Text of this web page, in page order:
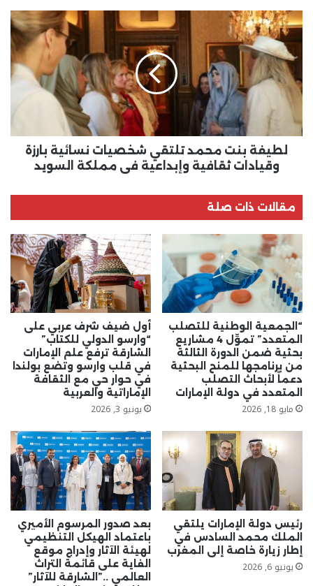
لمتاحف
مفتوحة
تحت
الماء
تجذب
المغامرين
والمحترفين
من
مختلف
العالم
شعاب
مرجانية
خلابة
وحياة
بحرية
نادرة
لطيفة
بنت
محمد
تلتقي
شخصيات
نسائية
بارزة
وقيادات
ثقافية
وإبداعية
السويد
لطيفة بنت محمد تلتقي شخصيات نسائية بارزة
وقيادات ثقافية وإبداعية في مملكة السويد
مقالات ذات صلة
“الجمعية الوطنية للتصلب
المتعدد” تموِّل 4 مشاريع
بحثية ضمن الدورة الثالثة
من برنامجها للمنح البحثية
دعماً لأبحاث التصلب
المتعدد في دولة الإمارات
مايو 18, 2026
أول ضيف شرف عربي على
“وارسو الدولي للكتاب”
الشارقة ترفع علم الإمارات
في قلب وارسو وتضع بولندا
في حوار حي مع الثقافة
الإماراتية والعربية
يونيو 3, 2026
رئيس دولة الإمارات يلتقي
الملك محمد السادس في
إطار زيارة خاصة إلى المغرب
يونيو 6, 2026
بعد صدور المرسوم الأميري
باعتماد الهيكل التنظيمي
لهيئة الآثار وإدراج موقع
الفاية على قائمة التراث
العالمي ..”الشارقة للآثار”